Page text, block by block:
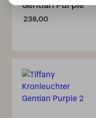
Gentian Purple
238,00